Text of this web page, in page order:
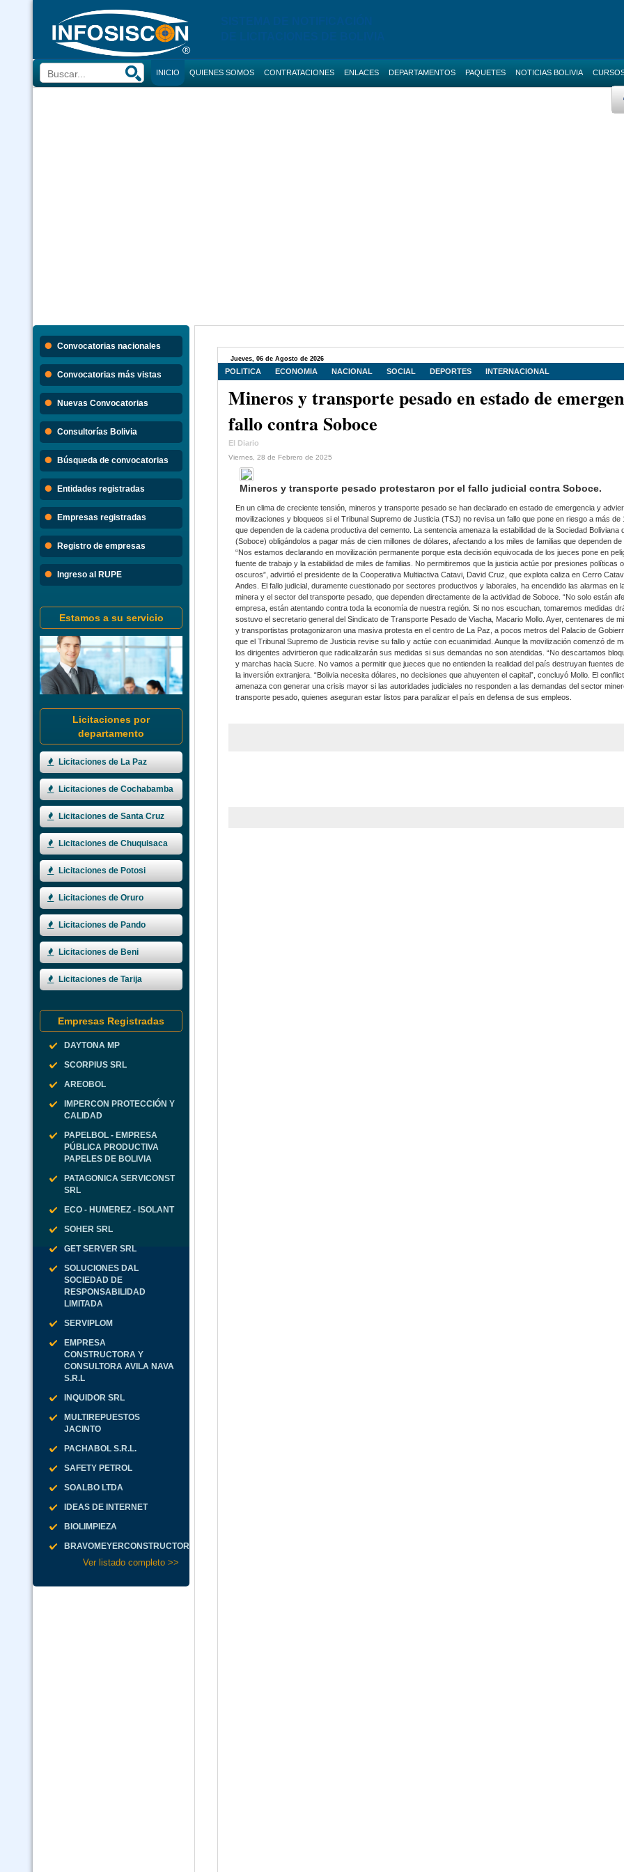
INICIO QUIENES SOMOS CONTRATACIONES ENLACES DEPARTAMENTOS PAQUETES NOTICIAS BOLIVIA
3
Ley
Curso
4
Combo
Combo 6
6
Curso
Combo
Convocatorias nacionales
Convocatorias más vistas
Nuevas Convocatorias
Consultorías Bolivia
Búsqueda de convocatorias
Entidades registradas
Empresas registradas
Registro de empresas
Ingreso al RUPE
Estamos a su servicio
Licitaciones por
departamento
Licitaciones de La Paz
Licitaciones de Cochabamba
Licitaciones de Santa Cruz
Licitaciones de Chuquisaca
Licitaciones de Potosi
Licitaciones de Oruro
Licitaciones de Pando
Licitaciones de Beni
Licitaciones de Tarija
Empresas Registradas
DAYTONA MP
SCORPIUS SRL
AREOBOL
IMPERCON PROTECCIÓN Y
CALIDAD
PAPELBOL - EMPRESA
PÚBLICA PRODUCTIVA
PAPELES DE BOLIVIA
PATAGONICA SERVICONST
SRL
ECO - HUMEREZ - ISOLANT
SOHER SRL
GET SERVER SRL
SOLUCIONES DAL
SOCIEDAD DE
RESPONSABILIDAD
LIMITADA
SERVIPLOM
EMPRESA
CONSTRUCTORA Y
CONSULTORA AVILA NAVA
S.R.L
INQUIDOR SRL
MULTIREPUESTOS
JACINTO
PACHABOL S.R.L.
SAFETY PETROL
SOALBO LTDA
IDEAS DE INTERNET
BIOLIMPIEZA
BRAVOMEYERCONSTRUCTORA
Ver listado completo >>
Jueves, 06 de Agosto de 2026
POLITICA ECONOMIA NACIONAL SOCIAL DEPORTES INTERNACIONAL
Mineros y transporte pesado en estado de
fallo contra Soboce
El Diario
Viernes, 28 de Febrero de 2025
Mineros y transporte pesado protestaron por el fallo judicial contra Soboce.
En un clima de creciente tensión, mineros y transporte pesado se han declarado en estado de emergencia y
movilizaciones y bloqueos si el Tribunal Supremo de Justicia (TSJ) no revisa un fallo que pone en riesgo a más de
que dependen de la cadena productiva del cemento. La sentencia amenaza la estabilidad de la Sociedad Boliviana
(Soboce) obligándolos a pagar más de cien millones de dólares, afectando a los miles de familias que dependen de
“Nos estamos declarando en movilización permanente porque esta decisión equivocada de los jueces pone en
fuente de trabajo y la estabilidad de miles de familias. No permitiremos que la justicia actúe por presiones políticas
oscuros”, advirtió el presidente de la Cooperativa Multiactiva Catavi, David Cruz, que explota caliza en Cerro
Andes. El fallo judicial, duramente cuestionado por sectores productivos y laborales, ha encendido las alarmas en
minera y el sector del transporte pesado, que dependen directamente de la actividad de Soboce. “No solo están
empresa, están atentando contra toda la economía de nuestra región. Si no nos escuchan, tomaremos medidas
sostuvo el secretario general del Sindicato de Transporte Pesado de Viacha, Macario Mollo. Ayer, centenares de
y transportistas protagonizaron una masiva protesta en el centro de La Paz, a pocos metros del Palacio de
que el Tribunal Supremo de Justicia revise su fallo y actúe con ecuanimidad. Aunque la movilización comenzó de
los dirigentes advirtieron que radicalizarán sus medidas si sus demandas no son atendidas. “No descartamos
y marchas hacia Sucre. No vamos a permitir que jueces que no entienden la realidad del país destruyan fuentes
la inversión extranjera. “Bolivia necesita dólares, no decisiones que ahuyenten el capital”, concluyó Mollo. El
amenaza con generar una crisis mayor si las autoridades judiciales no responden a las demandas del sector
transporte pesado, quienes aseguran estar listos para paralizar el país en defensa de sus empleos.